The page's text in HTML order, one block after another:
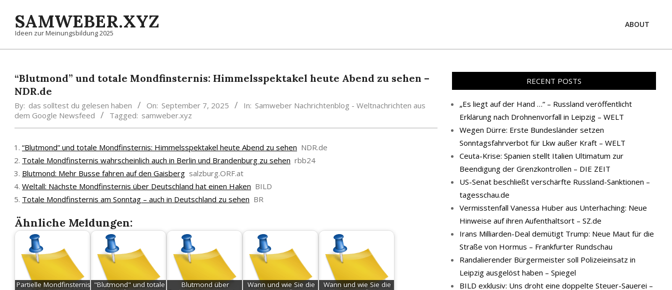
contentSAMWEBER.XYZ
Ideen zur Meinungsbildung 2025
ABOUT
“Blutmond” und totale Mondfinsternis: Himmelsspektakel heute Abend zu sehen –
NDR.de
By: das solltest du gelesen haben On: September 7, 2025 In: Samweber Nachrichtenblog - Weltnachrichten aus
dem Google Newsfeed
Tagged: samweber.xyz
“Blutmond” und totale Mondfinsternis: Himmelsspektakel heute Abend zu sehen NDR.de
Totale Mondfinsternis wahrscheinlich auch in Berlin und Brandenburg zu sehen rbb24
Blutmond: Mehr Busse fahren auf den Gaisberg salzburg.ORF.at
Weltall: Nächste Mondfinsternis über Deutschland hat einen Haken BILD
Totale Mondfinsternis am Sonntag – auch in Deutschland zu sehen BR
Ähnliche Meldungen:
Partielle Mondfinsternis "Blutmond" und totale
Blutmond über
Wann und wie Sie die
Wann und wie Sie die
RECENT POSTS
„Es liegt auf der Hand …“ – Russland veröffentlicht
Erklärung nach Drohnenvorfall in Leipzig – WELT
Wegen Dürre: Erste Bundesländer setzen
Sonntagsfahrverbot für Lkw außer Kraft – WELT
Ceuta-Krise: Spanien stellt Italien Ultimatum zur
Beendigung der Grenzkontrollen – DIE ZEIT
US-Senat beschließt verschärfte Russland-Sanktionen –
tagesschau.de
Vermisstenfall Vanessa Huber aus Unterhaching: Neue
Hinweise auf ihren Aufenthaltsort – SZ.de
Irans Milliarden-Deal demütigt Trump: Neue Maut für die
Straße von Hormus – Frankfurter Rundschau
Randalierender Bürgermeister soll Polizeieinsatz in
Leipzig ausgelöst haben – Spiegel
BILD exklusiv: Uns droht eine doppelte Steuer-Sauerei –